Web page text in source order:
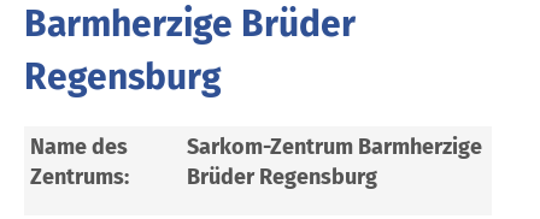
Barmherzige Brüder
Regensburg
Name des
Zentrums:
Sarkom-Zentrum Barmherzige
Brüder Regensburg